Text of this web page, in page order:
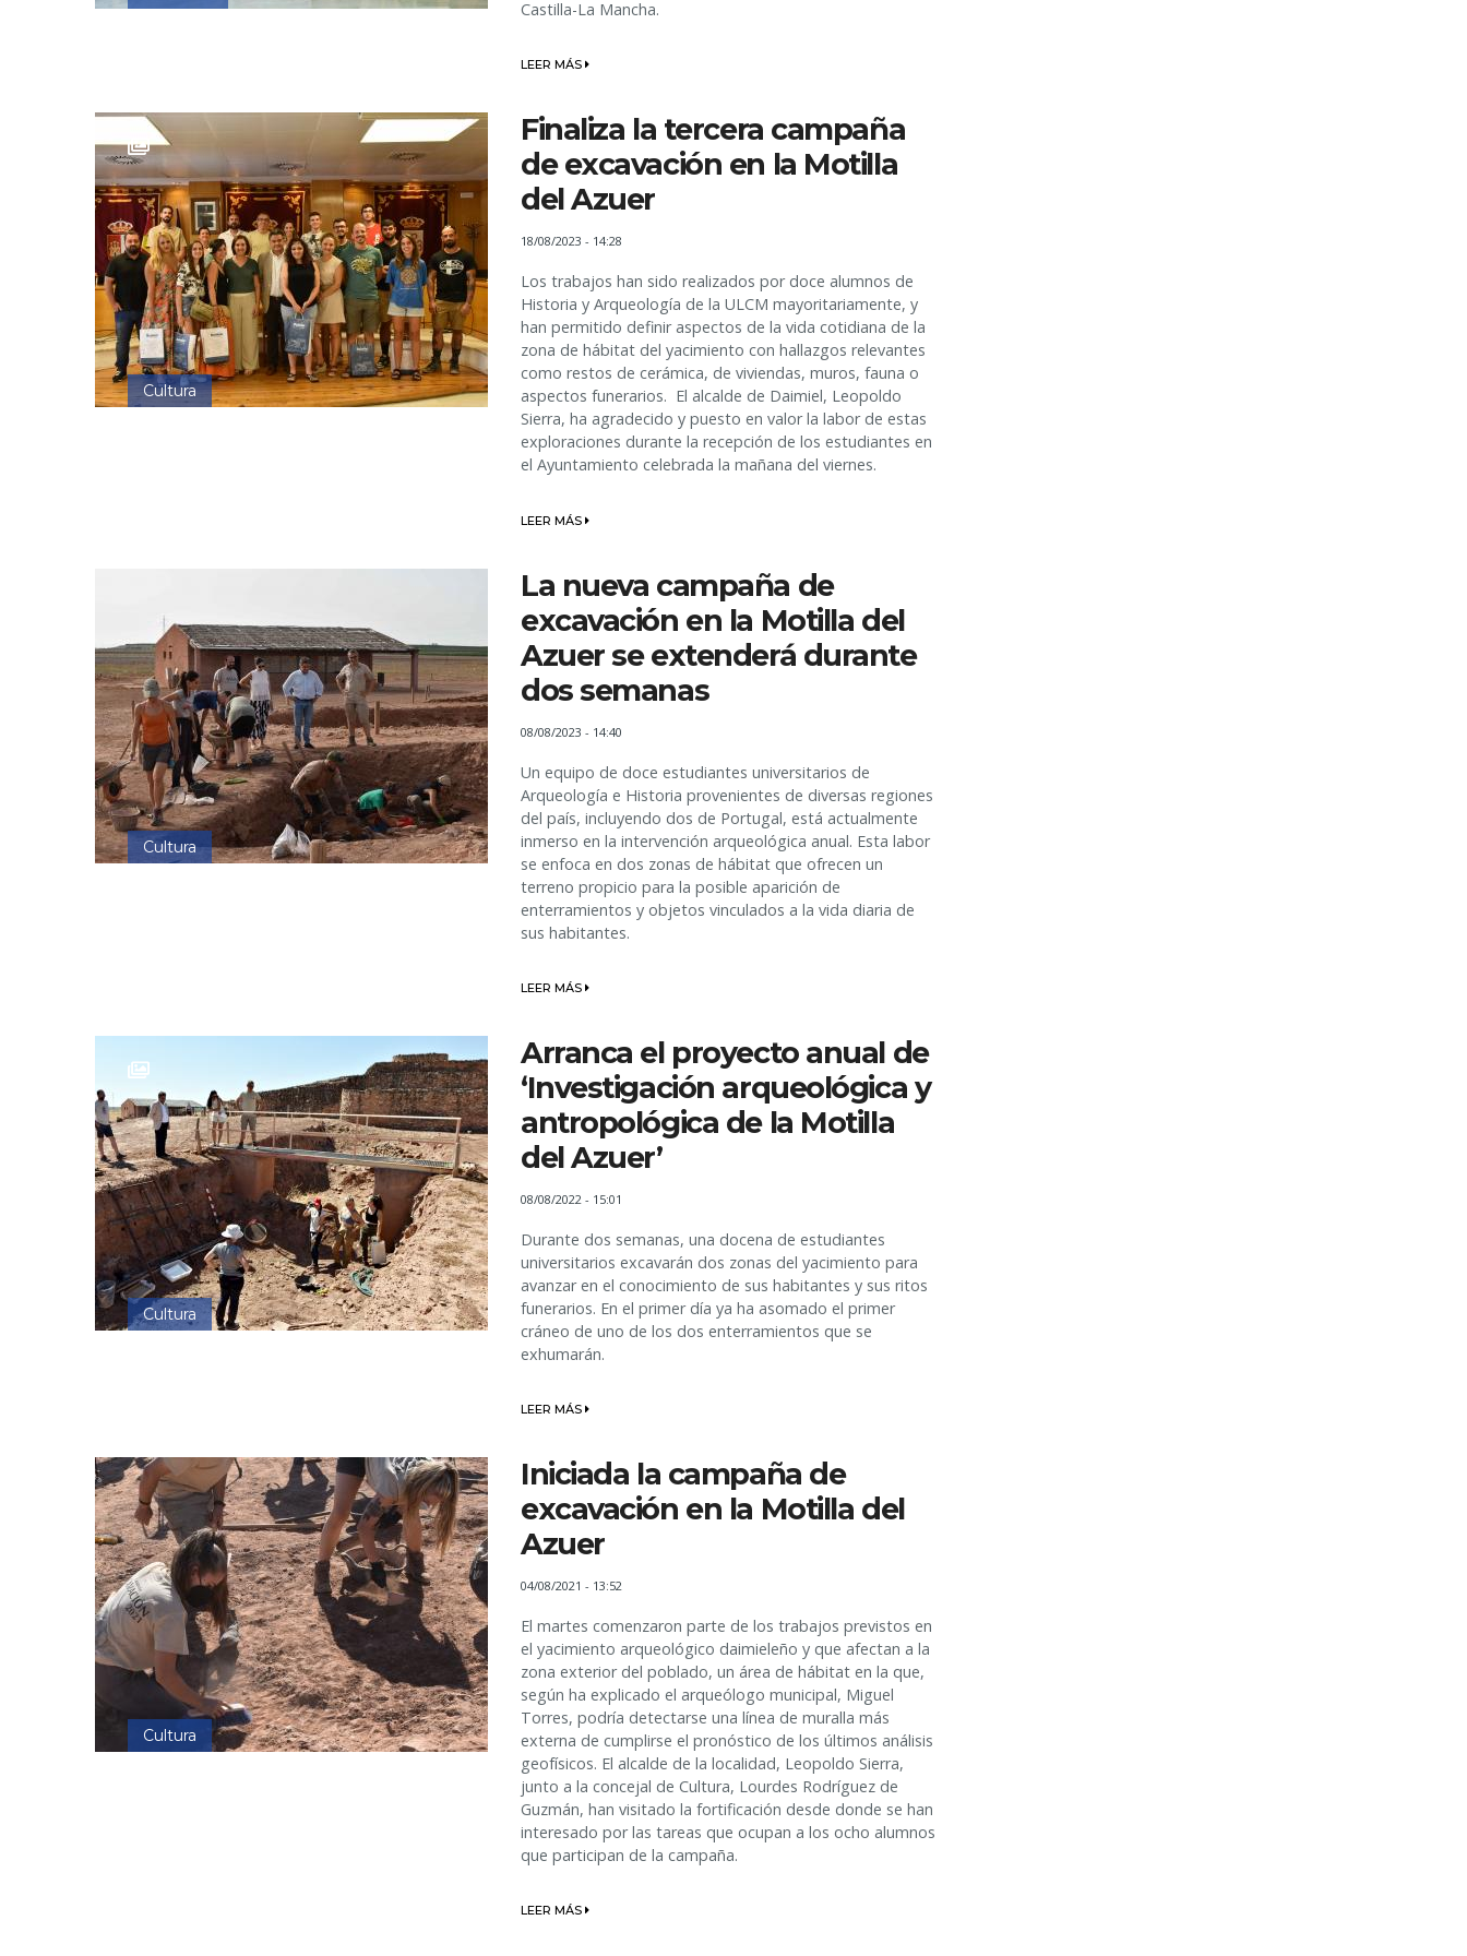
Castilla-La Mancha.
LEER MÁS
Cultura
Finaliza la tercera campaña
de excavación en la Motilla
del Azuer
18/08/2023 - 14:28
Los trabajos han sido realizados por doce alumnos de
Historia y Arqueología de la ULCM mayoritariamente, y
han permitido definir aspectos de la vida cotidiana de la
zona de hábitat del yacimiento con hallazgos relevantes
como restos de cerámica, de viviendas, muros, fauna o
aspectos funerarios. El alcalde de Daimiel, Leopoldo
Sierra, ha agradecido y puesto en valor la labor de estas
exploraciones durante la recepción de los estudiantes en
el Ayuntamiento celebrada la mañana del viernes.
LEER MÁS
Cultura
La nueva campaña de
excavación en la Motilla del
Azuer se extenderá durante
dos semanas
08/08/2023 - 14:40
Un equipo de doce estudiantes universitarios de
Arqueología e Historia provenientes de diversas regiones
del país, incluyendo dos de Portugal, está actualmente
inmerso en la intervención arqueológica anual. Esta labor
se enfoca en dos zonas de hábitat que ofrecen un
terreno propicio para la posible aparición de
enterramientos y objetos vinculados a la vida diaria de
sus habitantes.
LEER MÁS
Cultura
Arranca el proyecto anual de
‘Investigación arqueológica y
antropológica de la Motilla
del Azuer’
08/08/2022 - 15:01
Durante dos semanas, una docena de estudiantes
universitarios excavarán dos zonas del yacimiento para
avanzar en el conocimiento de sus habitantes y sus ritos
funerarios. En el primer día ya ha asomado el primer
cráneo de uno de los dos enterramientos que se
exhumarán.
LEER MÁS
Cultura
Iniciada la campaña de
excavación en la Motilla del
Azuer
04/08/2021 - 13:52
El martes comenzaron parte de los trabajos previstos en
el yacimiento arqueológico daimieleño y que afectan a la
zona exterior del poblado, un área de hábitat en la que,
según ha explicado el arqueólogo municipal, Miguel
Torres, podría detectarse una línea de muralla más
externa de cumplirse el pronóstico de los últimos análisis
geofísicos. El alcalde de la localidad, Leopoldo Sierra,
junto a la concejal de Cultura, Lourdes Rodríguez de
Guzmán, han visitado la fortificación desde donde se han
interesado por las tareas que ocupan a los ocho alumnos
que participan de la campaña.
LEER MÁS